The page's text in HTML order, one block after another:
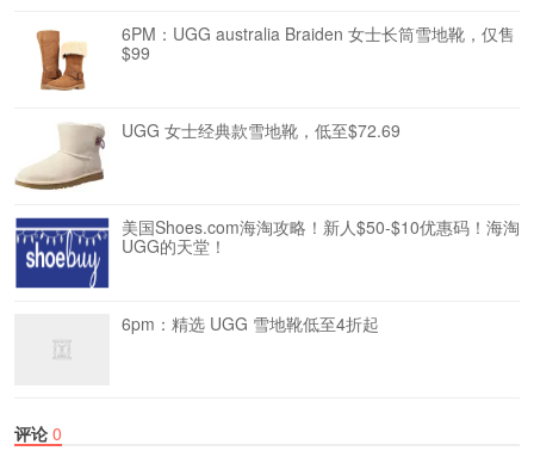
6PM：UGG australia Braiden 女士长筒雪地靴，仅售
$99
UGG 女士经典款雪地靴，低至$72.69
美国Shoes.com海淘攻略！新人$50-$10优惠码！海淘
UGG的天堂！
6pm：精选 UGG 雪地靴低至4折起
评论 0